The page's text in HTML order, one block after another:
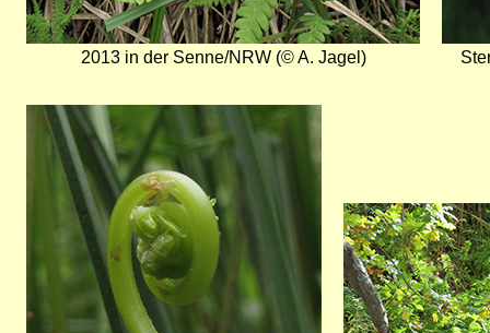
2013 in der Senne/NRW (© A. Jagel)
Bild
Bild